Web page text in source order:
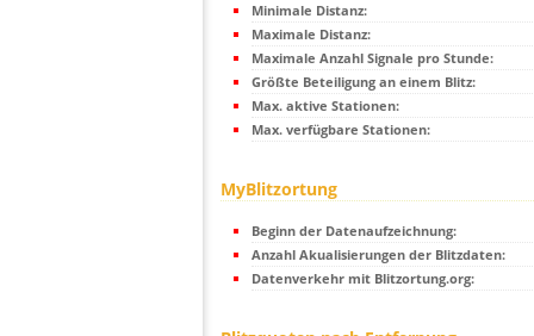
Minimale Distanz:
Maximale Distanz:
Maximale Anzahl Signale pro Stunde:
Größte Beteiligung an einem Blitz:
Max. aktive Stationen:
Max. verfügbare Stationen:
MyBlitzortung
Beginn der Datenaufzeichnung:
Anzahl Akualisierungen der Blitzdaten:
Datenverkehr mit Blitzortung.org: